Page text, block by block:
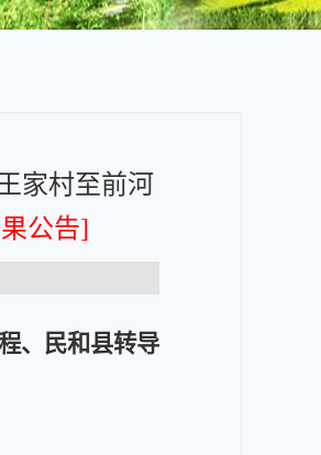
家村至前河
公告]
、民和县转导